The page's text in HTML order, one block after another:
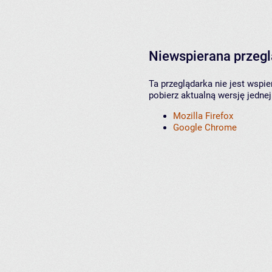
Niewspierana
Ta przeglądarka nie jest
pobierz aktualną wersję
Mozilla Firefox
Google Chrome